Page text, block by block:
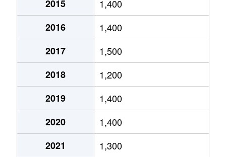
高沢町 380万円 沼津
高沢町
1,800万円 沼津
高沢町
3,000万円 沼津
高島町
2,400万円 沼津
高島町
2,200万円 沼津
常盤町
830万円 沼津
常盤町
800万円 沼津
2015
1,400
2016
1,400
2017
1,500
2018
1,200
2019
1,400
2020
1,400
2021
1,300